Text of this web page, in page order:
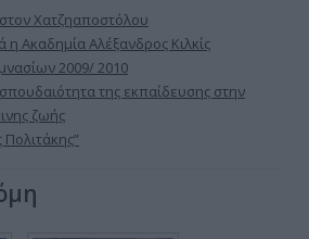
Χατζηαποστόλου
Ακαδημία Αλέξανδρος Κιλκίς
2009/ 2010
της εκπαίδευσης στην
ζωής